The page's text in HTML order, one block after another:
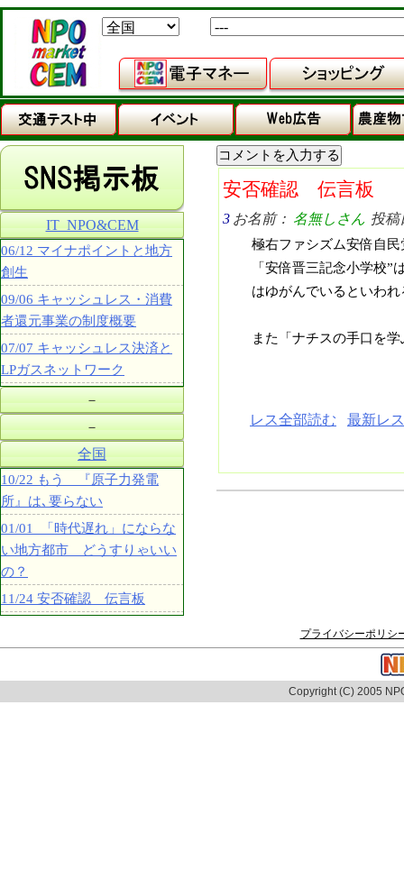
安否確認 伝言板
3 お名前： 名無しさん 投稿
極右ファシズム安倍自
「安倍晋三記念小学校
はゆがんでいるといわ
また「ナチスの手口を
レス全部読む 最新レ
IT_NPO&CEM
06/12 マイナポイントと地方
創生
09/06 キャッシュレス・消費
者還元事業の制度概要
07/07 キャッシュレス決済と
LPガスネットワーク
－
－
全国
10/22 もう 『原子力発電
所』は､要らない
01/01 「時代遅れ」にならな
い地方都市 どうすりゃいい
の？
11/24 安否確認 伝言板
プライバシーポリシ
Copyright (C) 2005